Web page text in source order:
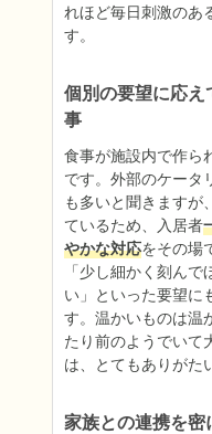
れほど毎日刺激のあ
す。
個別の要望に応え
事
食事が施設内で作ら
です。外部のケータ
も多いと聞きますが
ているため、入居者
やかな対応をその場
「少し細かく刻ん
い」といった要望に
す。温かいものは温
たり前のようでいて
は、とてもありがた
家族との連携を密